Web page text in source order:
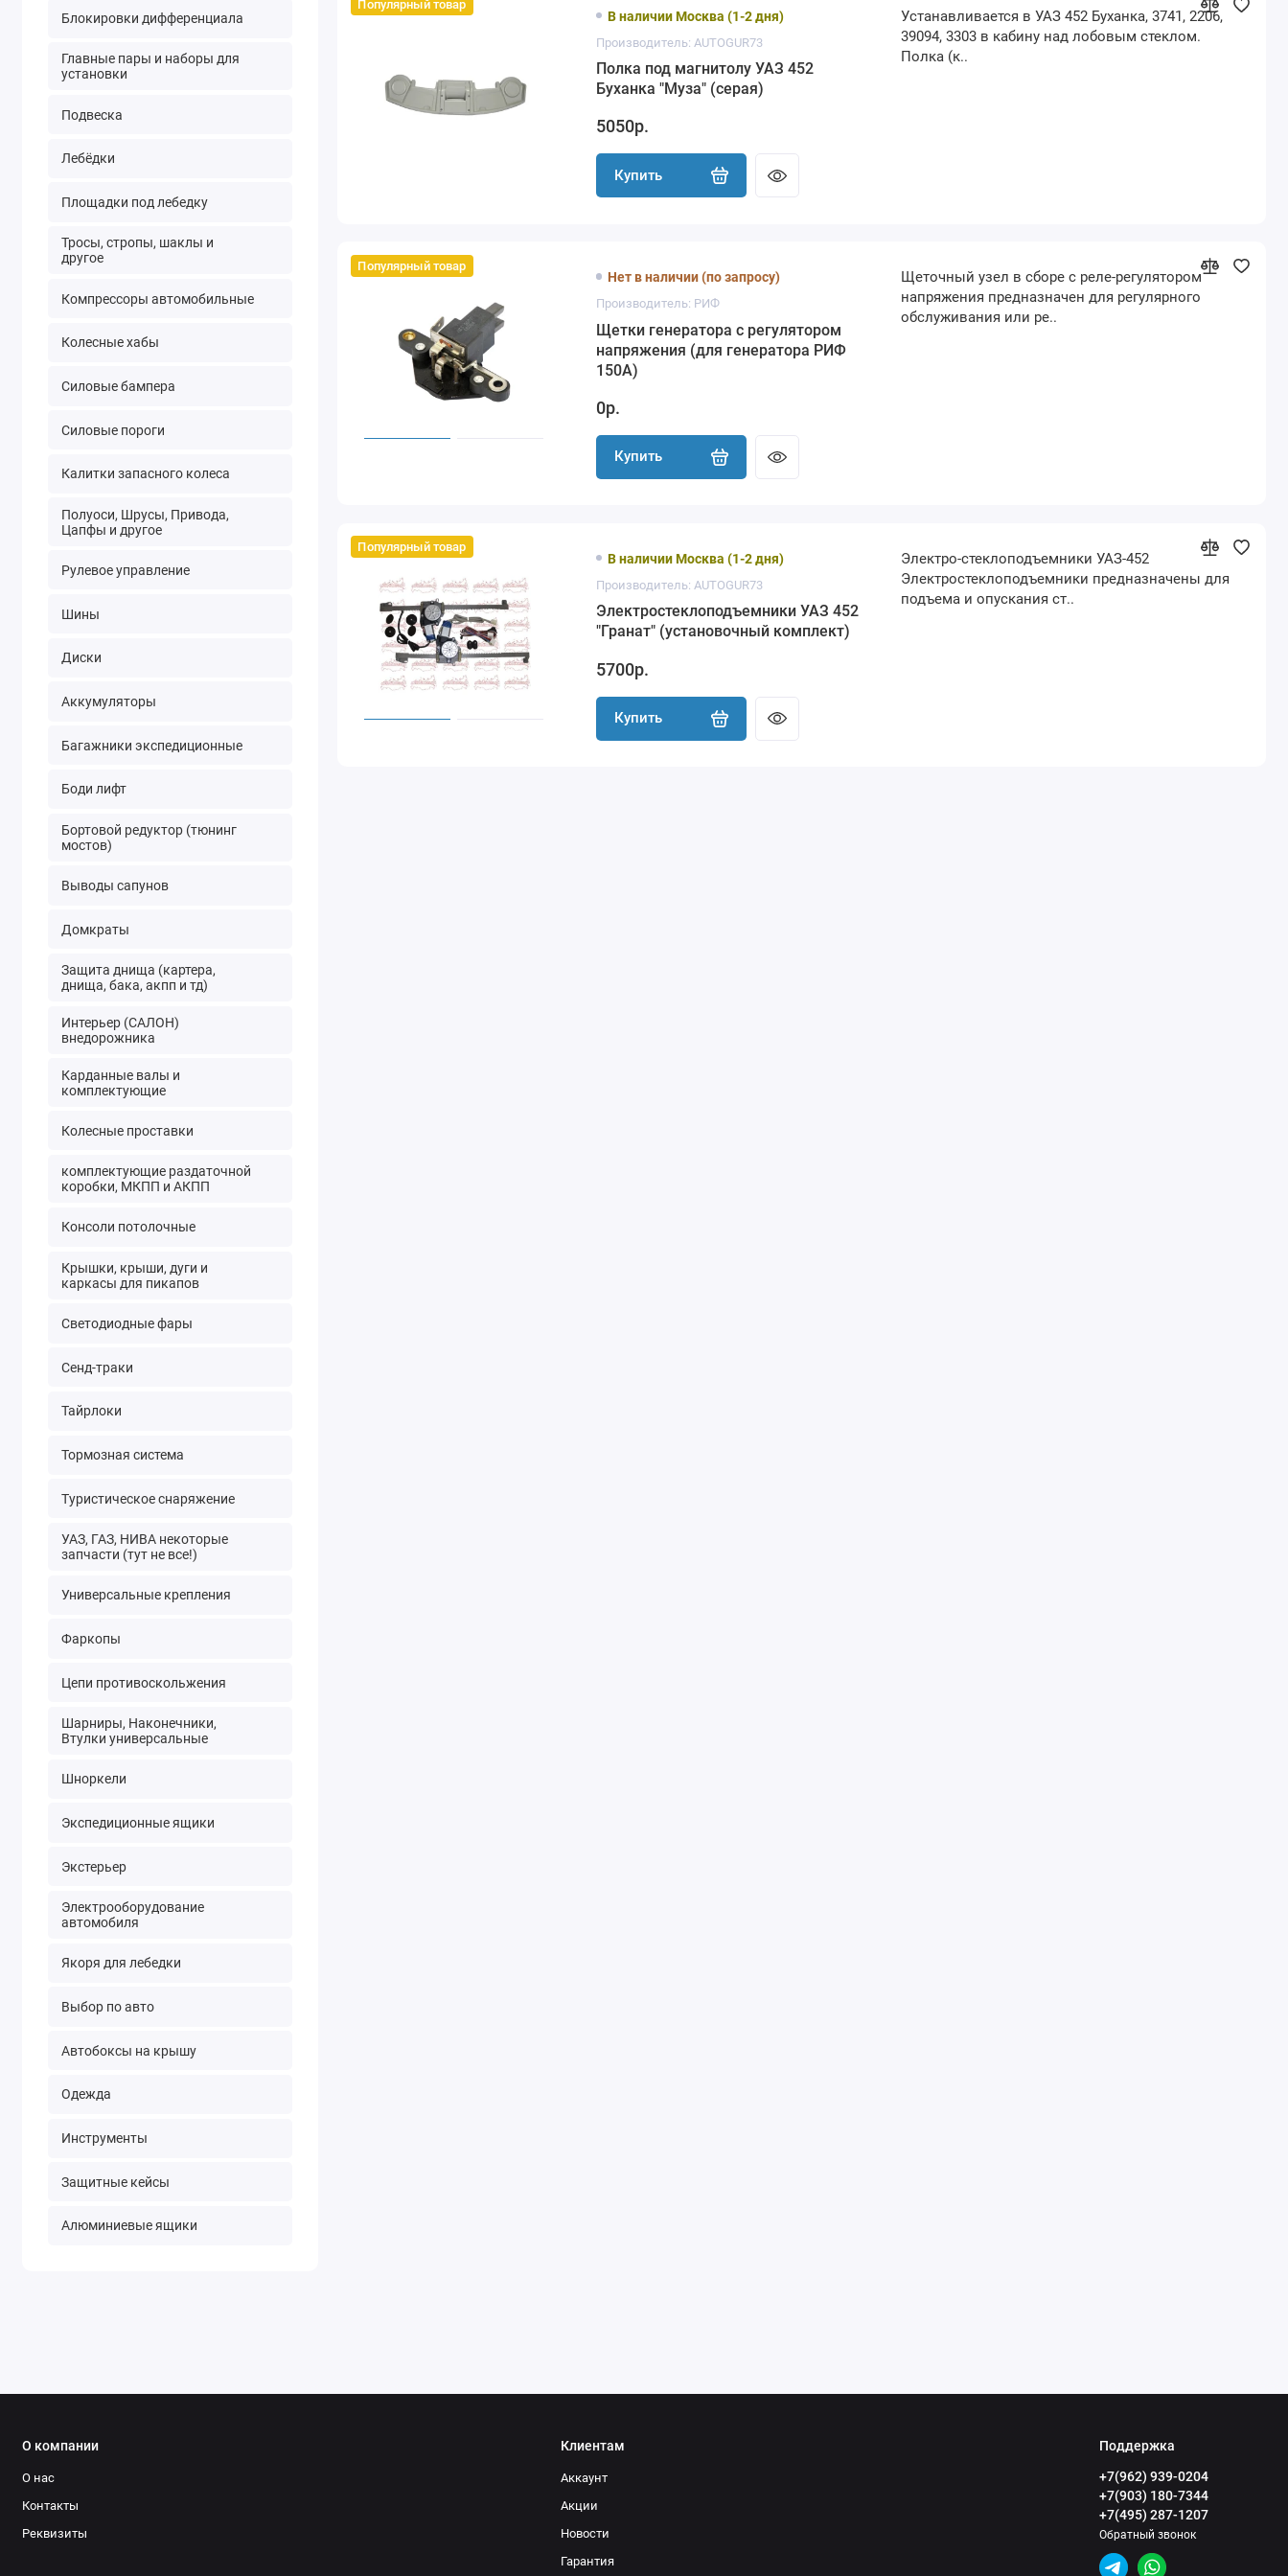
Блокировки дифференциала
Главные пары и наборы для
установки
Подвеска
Лебёдки
Площадки под лебедку
Тросы, стропы, шаклы и
другое
Компрессоры автомобильные
Колесные хабы
Силовые бампера
Силовые пороги
Калитки запасного колеса
Полуоси, Шрусы, Привода,
Цапфы и другое
Рулевое управление
Шины
Диски
Аккумуляторы
Багажники экспедиционные
Боди лифт
Бортовой редуктор (тюнинг
мостов)
Выводы сапунов
Домкраты
Защита днища (картера,
днища, бака, акпп и тд)
Интерьер (САЛОН)
внедорожника
Карданные валы и
комплектующие
Колесные проставки
комплектующие раздаточной
коробки, МКПП и АКПП
Консоли потолочные
Крышки, крыши, дуги и
каркасы для пикапов
Светодиодные фары
Сенд-траки
Тайрлоки
Тормозная система
Туристическое снаряжение
УАЗ, ГАЗ, НИВА некоторые
запчасти (тут не все!)
Универсальные крепления
Фаркопы
Цепи противоскольжения
Шарниры, Наконечники,
Втулки универсальные
Шноркели
Экспедиционные ящики
Экстерьер
Электрооборудование
автомобиля
Якоря для лебедки
Выбор по авто
Автобоксы на крышу
Одежда
Инструменты
Защитные кейсы
Алюминиевые ящики
Популярный товар
В наличии Москва (1-2 дня)
Производитель: AUTOGUR73
Полка под магнитолу УАЗ 452
Буханка "Муза" (серая)
5050р.
Купить
Устанавливается в УАЗ 452 Буханка, 3741, 2206,
39094, 3303 в кабину над лобовым стеклом.
Полка (к..
Популярный товар
Нет в наличии (по запросу)
Производитель: РИФ
Щетки генератора с регулятором
напряжения (для генератора РИФ
150А)
0р.
Купить
Щеточный узел в сборе с реле-регулятором
напряжения предназначен для регулярного
обслуживания или ре..
Популярный товар
В наличии Москва (1-2 дня)
Производитель: AUTOGUR73
Электростеклоподъемники УАЗ 452
"Гранат" (установочный комплект)
5700р.
Купить
Электро-стеклоподъемники УАЗ-452
Электростеклоподъемники предназначены для
подъема и опускания ст..
О компании
О нас
Контакты
Реквизиты
Клиентам
Аккаунт
Акции
Новости
Гарантия
Поддержка
+7(962) 939-0204
+7(903) 180-7344
+7(495) 287-1207
Обратный звонок